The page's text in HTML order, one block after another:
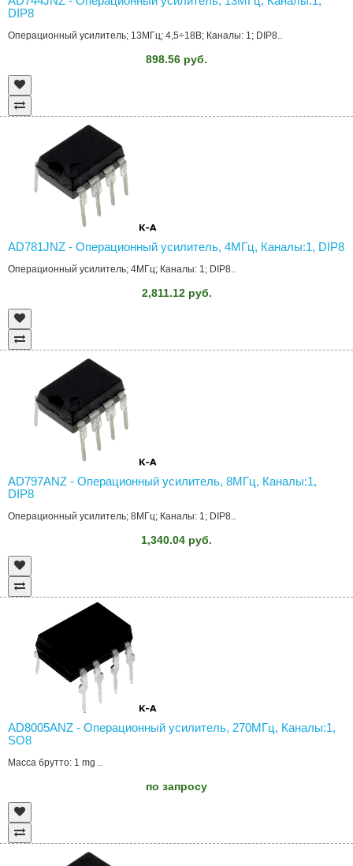
DIP8
Операционный усилитель; 13МГц; 4,5÷18В; Каналы: 1; DIP8..
898.56 руб.
AD781JNZ - Операционный усилитель, 4МГц, Каналы:1, DIP8
Операционный усилитель; 4МГц; Каналы: 1; DIP8..
2,811.12 руб.
AD797ANZ - Операционный усилитель, 8МГц, Каналы:1,
DIP8
Операционный усилитель; 8МГц; Каналы: 1; DIP8..
1,340.04 руб.
AD8005ANZ - Операционный усилитель, 270МГц, Каналы:1,
SO8
Масса брутто: 1 mg ..
по запросу